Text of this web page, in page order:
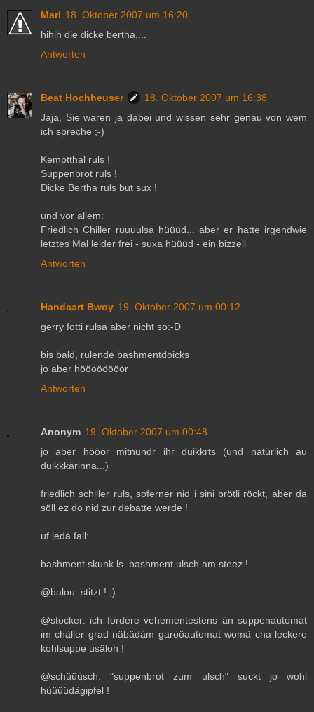
Mari 18. Oktober 2007 um 16:20
hihih die dicke bertha....
Antworten
Beat Hochheuser
18. Oktober 2007 um 16:38
Jaja, Sie waren ja dabei und wissen sehr genau von wem
ich spreche ;-)
Kemptthal ruls !
Suppenbrot ruls !
Dicke Bertha ruls but sux !
und vor allem:
Friedlich Chiller ruuuulsa hüüüd... aber er hatte irgendwie
letztes Mal leider frei - suxa hüüüd - ein bizzeli
Antworten
Handcart Bwoy 19. Oktober 2007 um 00:12
gerry fotti rulsa aber nicht so:-D
bis bald, rulende bashmentdoicks
jo aber höööööööör
Antworten
Anonym 19. Oktober 2007 um 00:48
jo aber hööör mitnundr ihr duikkrts (und natürlich au
duikkkärinnä...)
friedlich schiller ruls, soferner nid i sini brötli röckt, aber da
söll ez do nid zur debatte werde !
uf jedä fall:
bashment skunk ls. bashment ulsch am steez !
@balou: stitzt ! ;)
@stocker: ich fordere vehementestens än suppenautomat
im chäller grad näbädäm garööautomat womä cha leckere
kohlsuppe usäloh !
@schüüüsch: "suppenbrot zum ulsch" suckt jo wohl
hüüüüdägipfel !